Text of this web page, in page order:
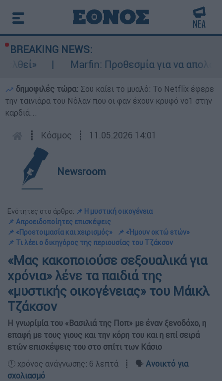
BREAKING NEWS:
Marfin: Προθεσμία για να απολογηθεί
δημοφιλές τώρα: Σου καίει το μυαλό: Το Netflix έφερε
την ταινιάρα του Νόλαν που οι φαν έχουν κρυφό νο1 στην
καρδιά...
┋ Κόσμος ┋ 11.05.2026 14:01
Newsroom
Ενότητες στο άρθρο: 📌 Η μυστική οικογένεια
📌 Απροειδοποίητες επισκέψεις
📌 «Προετοιμασία και χειρισμός»
📌 «Ήμουν οκτώ ετών»
📌 Τι λέει ο δικηγόρος της περιουσίας του Τζάκσον
«Μας κακοποιούσε σεξουαλικά για
χρόνια» λένε τα παιδιά της
«μυστικής οικογένειας» του Μάικλ
Τζάκσον
Η γνωρίμία του «Βασιλιά της Ποπ» με έναν ξενοδόχο, η
επαφή με τους γιους και την κόρη του και η επί σειρά
ετών επισκέψεις του στο σπίτι των Κάσιο
🕛 χρόνος ανάγνωσης: 6 λεπτά ┋ 🗣️ Ανοικτό για
σχολιασμό